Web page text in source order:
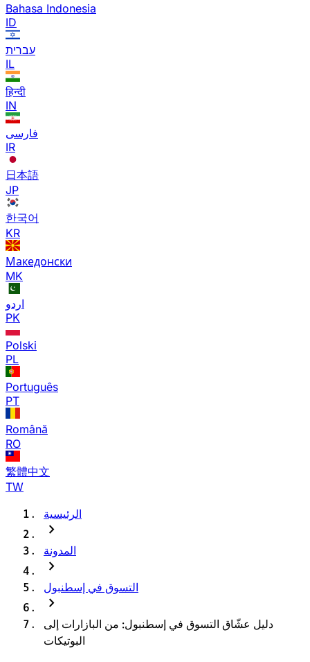
Bahasa Indonesia
ID
עברית
IL
हिन्दी
IN
فارسی
IR
日本語
JP
한국어
KR
Македонски
MK
اردو
PK
Polski
PL
Português
PT
Română
RO
繁體中文
TW
الرئيسية
chevron_right
المدونة
chevron_right
التسوق في إسطنبول
chevron_right
دليل عشّاق التسوق في إسطنبول: من البازارات إلى
البوتيكات